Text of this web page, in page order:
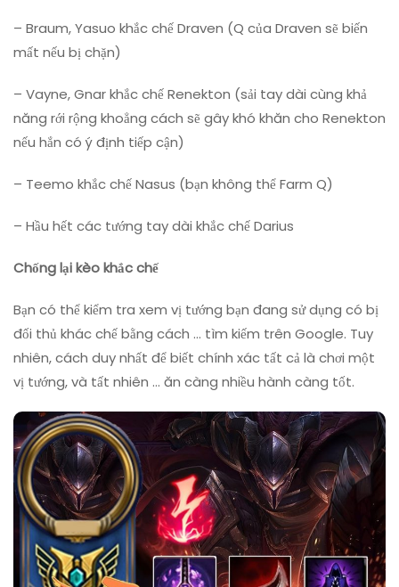
– Braum, Yasuo khắc chế Draven (Q của Draven sẽ biến
mất nếu bị chặn)
– Vayne, Gnar khắc chế Renekton (sải tay dài cùng khả
năng rới rộng khoẳng cách sẽ gây khó khăn cho Renekton
nếu hắn có ý định tiếp cận)
– Teemo khắc chế Nasus (bạn không thể Farm Q)
– Hầu hết các tướng tay dài khắc chế Darius
Chống lại kèo khắc chế
Bạn có thể kiểm tra xem vị tướng bạn đang sử dụng có bị
đối thủ khác chế bằng cách … tìm kiếm trên Google. Tuy
nhiên, cách duy nhất để biết chính xác tất cả là chơi một
vị tướng, và tất nhiên … ăn càng nhiều hành càng tốt.